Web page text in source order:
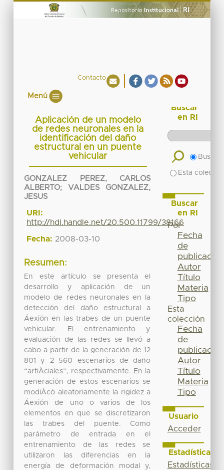
Contacto
Menú
Aplicación de un modelo
de redes neuronales en la
identificación del daño
estructural en un puente
vehicular
GONZALEZ PEREZ, CARLOS
ALBERTO; VALDES GONZALEZ,
JESUS
URI:
http://hdl.handle.net/20.500.11799/38166
Fecha: 2008-03-10
Resumen:
En este artículo se presenta el
desarrollo y aplicación de un
modelo de redes neuronales en la
detección del daño estructural a
Áexión en las trabes de un puente
vehicular. El entrenamiento y
evaluación de las redes se llevó a
cabo a partir de la generación de 12
801 y 2 560 escenarios de daño
“artiÀciales”, respectivamente. En la
generación de estos escenarios se
modiÀcó aleatoriamente la rigidez a
Áexión de uno o varios de los
elementos en que se discretizaron
las trabes del puente. Como
parámetro de entrada en el
entrenamiento de las redes se
utilizaron las diferencias en la
energía de deformación modal y,
Buscar
en RI
Buscar
Esta
Buscar
en RI
Por
Fecha
de
publicación
Autor
Título
Materia
Tipo
Esta
colección
Fecha
de
publicación
Autor
Título
Materia
Tipo
Usuario
Acceder
Estadísticas
Estadísticas